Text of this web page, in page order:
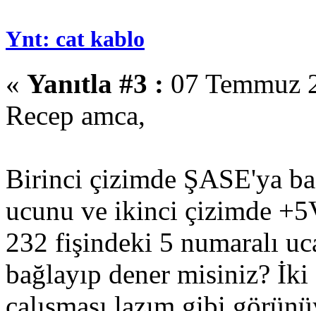
Ynt: cat kablo
« Yanıtla #3 : 07 Temmuz
Recep amca,
Birinci çizimde ŞASE'ya
ucunu ve ikinci çizimde
232 fişindeki 5 numaralı
bağlayıp dener misiniz?